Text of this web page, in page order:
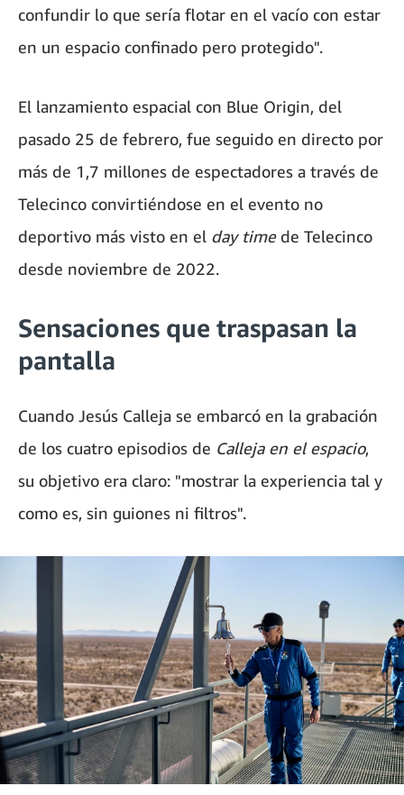
confundir lo que sería flotar en el vacío con estar
en un espacio confinado pero protegido".
El lanzamiento espacial con Blue Origin, del
pasado 25 de febrero, fue seguido en directo por
más de 1,7 millones de espectadores a través de
Telecinco convirtiéndose en el evento no
deportivo más visto en el day timede Telecinco
desde noviembre de 2022.
Sensaciones que traspasan la
pantalla
Cuando Jesús Calleja se embarcó en la grabación
de los cuatro episodios de Calleja en el espacio,
su objetivo era claro: "mostrar la experiencia tal y
como es, sin guiones ni filtros".